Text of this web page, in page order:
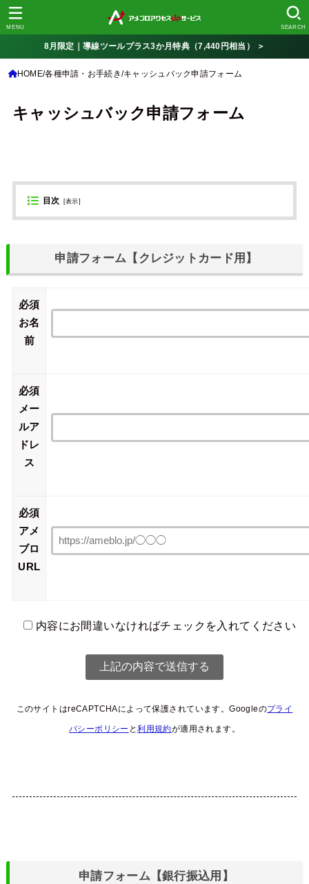
SEARCH
MENU
8月限定｜導線ツールプラス3か月特典（7,440円相当） ＞
HOME 各種申請・お手続き キャッシュバック申請フォーム
キャッシュバック申請フォーム
目次 [表示]
申請フォーム【クレジットカード用】
必須
お名
前
必須
メー
ルア
ドレ
ス
必須
アメ
ブロ
URL
内容にお間違いなければチェックを入れてください
このサイトはreCAPTCHAによって保護されています。Googleのプライ
バシーポリシー と利用規約が適用されます。
申請フォーム【銀行振込用】